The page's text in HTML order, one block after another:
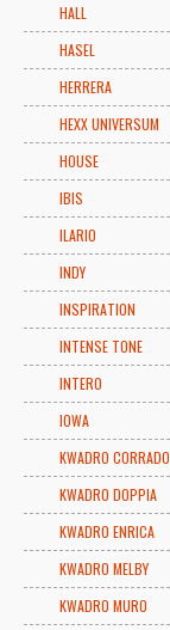
HALL
HASEL
HERRERA
HEXX UNIVERSUM
HOUSE
IBIS
ILARIO
INDY
INSPIRATION
INTENSE TONE
INTERO
IOWA
KWADRO CORRADO
KWADRO DOPPIA
KWADRO ENRICA
KWADRO MELBY
KWADRO MURO